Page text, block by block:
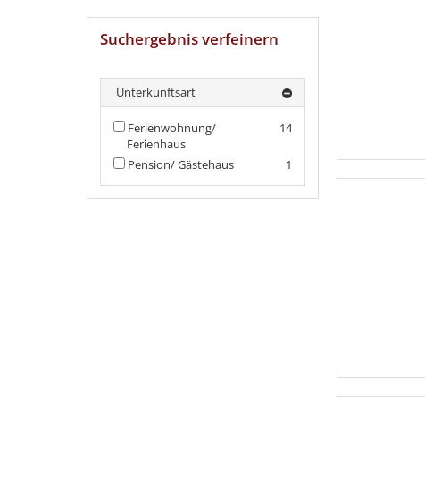
Suchergebnis verfeinern
Unterkunftsart
14
Ferienwohnung/
Ferienhaus
1
Pension/ Gästehaus